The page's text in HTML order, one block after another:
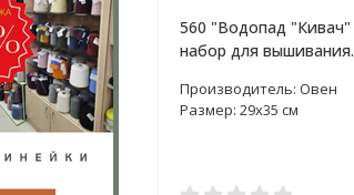
560 "Водопад "Кивач"
набор для вышивания
Производитель: Овен
Размер: 29х35 см